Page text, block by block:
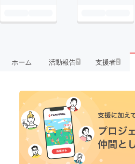
ホーム 活動報告7 支援者2